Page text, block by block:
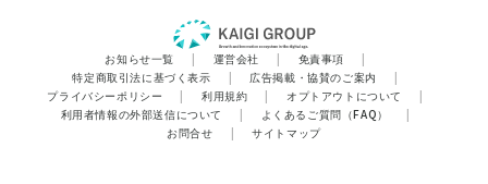
お知らせ一覧 | 運営会社 | 免責事項
|
特定商取引法に基づく表示
| 広告掲載・協賛のご案内
|
プライバシーポリシー
| 利用規約 | オプトアウトについて
|
利用者情報の外部送信について
| よくあるご質問（FAQ）
|
お問合せ
| サイトマップ